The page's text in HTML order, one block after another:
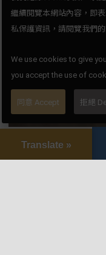
Translate »
繼續閱覽本網站內容，即
私保護資訊，請閱覽我們
We use cookies to give
you accept the use of
同意 Accept 拒絕